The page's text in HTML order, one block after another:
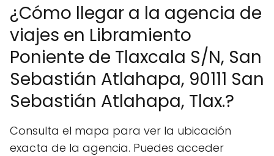
¿Cómo llegar a la agencia de
viajes en Libramiento
Poniente de Tlaxcala S/N, San
Sebastián Atlahapa, 90111 San
Sebastián Atlahapa, Tlax.?
Consulta el mapa para ver la ubicación
exacta de la agencia. Puedes acceder